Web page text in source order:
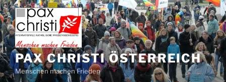
Zum
Inhalt
springen
PAX CHRISTI ÖSTERREICH
Menschen machen Frieden